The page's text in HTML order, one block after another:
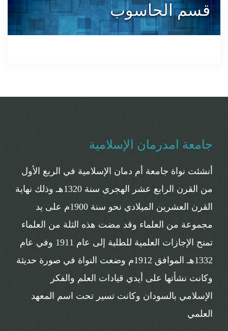
قسم الحاسوب
جامعة امدرمان الإسلامية
أنشئت نواة جامعة أم دمان الإسلامية في الربع الأول
من القرن الرابع عشر الهجري سنة 1320هـ وذلك نهاية
القرن العشرين الميلادي نحو سنة 1900م على يد
مجموعة من العلماء وقد مضت هذه الثلة من العلماء
تمنح الإجازات العلمية للطلبة إلى عام 1911 وفي عام
1332هـ الموافق 1912م وضعت النواة في صورة حديثة
وكانت نشأتها على أيدي قيادات العلم والفكر
الإسلامي بالسودان وكانت تسير تحت اسم المعهد
العلمي